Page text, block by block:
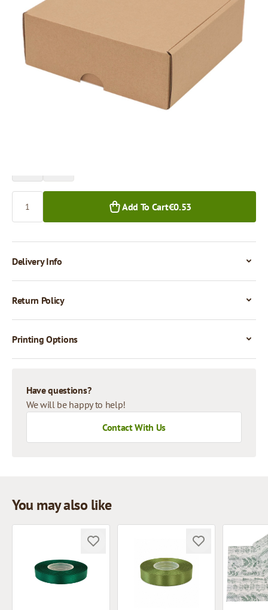
Material:
Thickness:1.5 mm
Product can be collected from a pickup point.
Price per 1 piece
Add To Cart€0.53
Delivery Info
Return Policy
Printing Options
Have questions?
We will be happy to help!
Contact With Us
You may also like